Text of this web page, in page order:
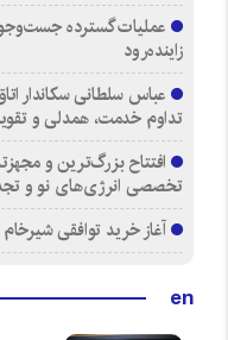
عملیات گسترده
زاینده‌رود
عباس سلطانی سکاندار
تداوم خدمت، همدلی و
افتتاح بزرگ‌ترین و
تخصصی انرژی‌های نو و
آغاز خرید توافقی
en